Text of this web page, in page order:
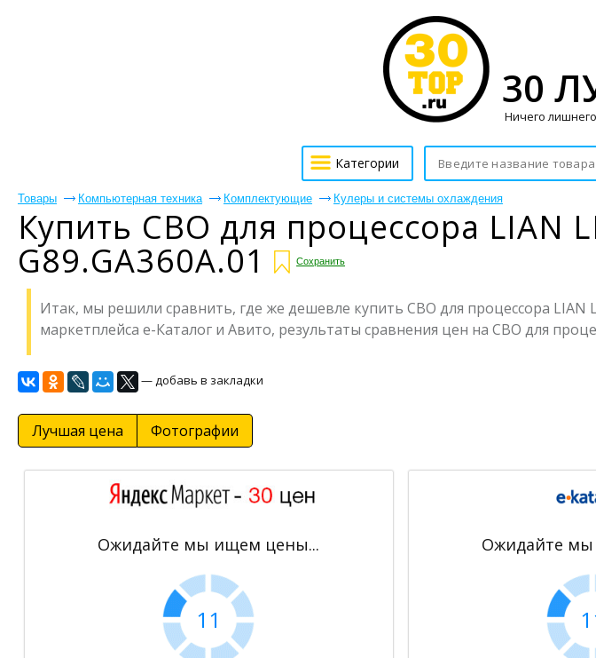
Товары Компьютерная техника Комплектующие Кулеры и системы охлаждения
Купить СВО для процессора LIAN
G89.GA360A.01 Сохранить
Итак, мы решили сравнить, где же дешевле купить СВО для процессора LIAN
маркетплейса е-Каталог и Авито, результаты сравнения цен на СВО для
— добавь в закладки
Лучшая цена Фотографии
Ожидайте мы ищем цены...
11
Ожидайте
30
Ничего
Категории